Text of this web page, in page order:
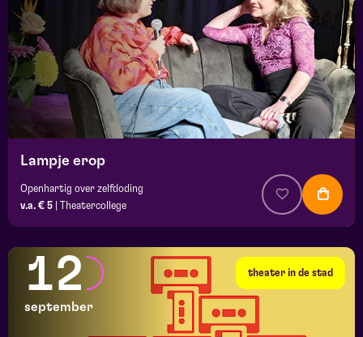
Lampje erop
Openhartig over zelfdoding
v.a. € 5
Theatercollege
theater in de stad
12
september